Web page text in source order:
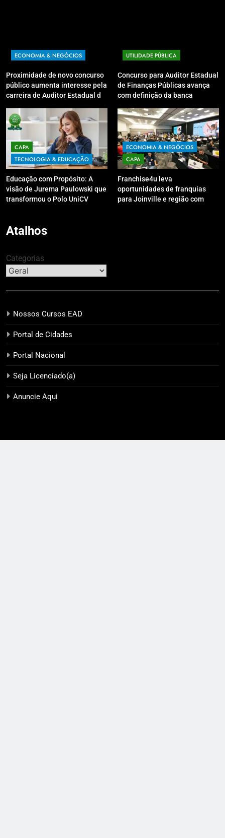
ECONOMIA & NEGÓCIOS
Proximidade de novo concurso
público aumenta interesse pela
carreira de Auditor Estadual de
Youtube irá sanar dúvidas
UTILIDADE PÚBLICA
Concurso para Auditor Estadual
de Finanças Públicas avança
com definição da banca
CAPA
TECNOLOGIA & EDUCAÇÃO
Educação com Propósito: A
visão de Jurema Paulowski que
transformou o Polo UniCV
ECONOMIA & NEGÓCIOS
CAPA
Franchise4u leva
oportunidades de franquias
para Joinville e região com
Atalhos
Categorias
Nossos Cursos EAD
Portal de Cidades
Portal Nacional
Seja Licenciado(a)
Anuncie Aqui